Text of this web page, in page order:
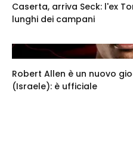
Caserta, arriva Seck: l'ex
lunghi dei campani
Robert Allen è un nuovo
(Israele): è ufficiale